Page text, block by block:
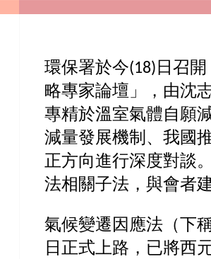
環保署於今(18)日召
略專家論壇」，由沈
專精於溫室氣體自願
減量發展機制、我國
正方向進行深度對談
法相關子法，與會者
氣候變遷因應法（下
日正式上路，已將西